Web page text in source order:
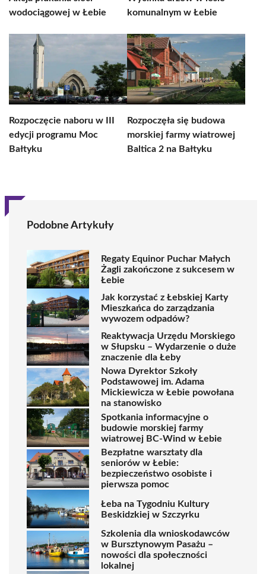
wodociągowej w Łebie
komunalnym w Łebie
Rozpoczęcie naboru w III
edycji programu Moc
Bałtyku
Rozpoczęła się budowa
morskiej farmy wiatrowej
Baltica 2 na Bałtyku
Podobne Artykuły
Regaty Equinor Puchar Małych
Żagli zakończone z sukcesem w
Łebie
Jak korzystać z Łebskiej Karty
Mieszkańca do zarządzania
wywozem odpadów?
Reaktywacja Urzędu Morskiego
w Słupsku – Wydarzenie o duże
znaczenie dla Łeby
Nowa Dyrektor Szkoły
Podstawowej im. Adama
Mickiewicza w Łebie powołana
na stanowisko
Spotkania informacyjne o
budowie morskiej farmy
wiatrowej BC-Wind w Łebie
Bezpłatne warsztaty dla
seniorów w Łebie:
bezpieczeństwo osobiste i
pierwsza pomoc
Łeba na Tygodniu Kultury
Beskidzkiej w Szczyrku
Szkolenia dla wnioskodawców
w Bursztynowym Pasażu –
nowości dla społeczności
lokalnej